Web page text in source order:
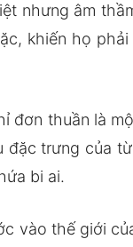
nhưng âm
khiến họ
đơn thuần là
trưng của
bi ai.
vào thế giới